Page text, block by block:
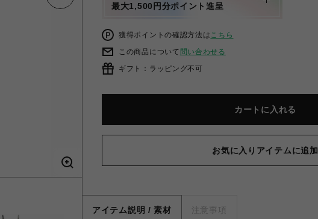
最大1,500円分ポイント進呈
獲得ポイントの確認方法はこちら
この商品について 問い合わせる
ギフト：ラッピング不可
カートに入れる
お気に入りアイテムに追加
アイテム説明 / 素材 注意事項